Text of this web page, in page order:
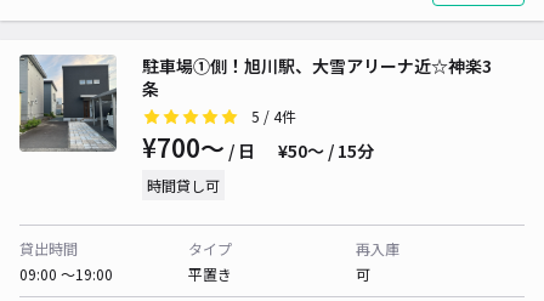
駐車場①側！旭川駅、大雪アリーナ近☆神楽3
条
5 / 4件
¥700〜 / 日 ¥50〜 / 15分
時間貸し可
貸出時間
09:00 〜19:00
タイプ
平置き
再入庫
可